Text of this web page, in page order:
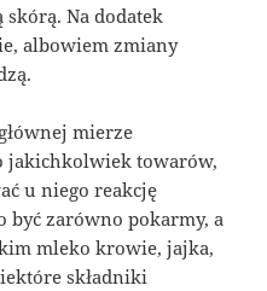
Na dodatek
albowiem zmiany
mierze
jakichkolwiek towarów,
u niego reakcję
być zarówno pokarmy, a
mleko krowie, jajka,
składniki